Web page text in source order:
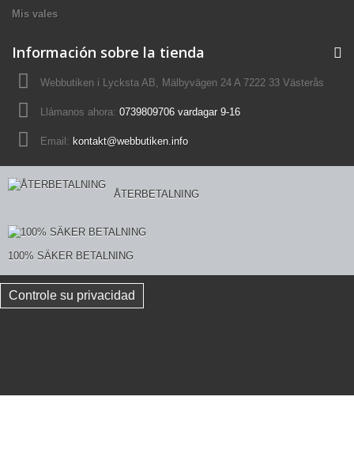
Mis vales
Información sobre la tienda
Webbutiken i Lycksta AB, Mälbyvägen 24 A 7222 33 Västerås
Llámanos ahora: 0739809706 vardagar 9-16
Email: kontakt@webbutiken.info
ÅTERBETALNING
100% SÄKER BETALNING
Controle su privacidad